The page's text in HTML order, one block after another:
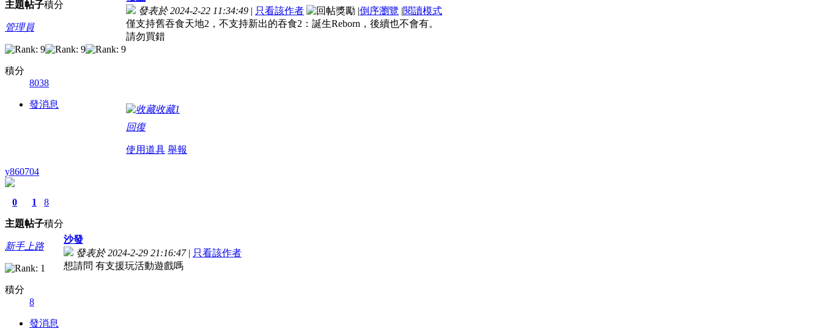
主題帖子積分
管理員
積分
8038
發消息
發表於 2024-2-22 11:34:49 | 只看該作者 |倒序瀏覽 |閱讀模式
僅支持舊吞食天地2，不支持新出的吞食2：誕生Reborn，後續也不會有。
請勿買錯
收藏1
回復
使用道具 舉報
y860704
0
主題
1
帖子
8
積分
新手上路
積分
8
發消息
沙發
發表於 2024-2-29 21:16:47 | 只看該作者
想請問 有支援玩活動遊戲嗎